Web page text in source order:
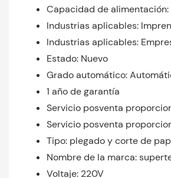
Capacidad de
Industrias aplicables:
Industrias aplicables:
Estado: Nuevo
Grado automático:
1 año de garantía
Servicio posventa
Servicio posventa
Tipo: plegado y corte de
Nombre de la marca:
Voltaje: 220V